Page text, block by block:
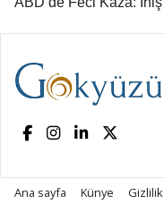
Ana sayfa Künye